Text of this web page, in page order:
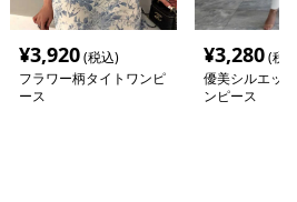
¥3,920(税込)
フラワー柄タイトワンピ
ース
¥3,280(税
優美シルエッ
ンピース